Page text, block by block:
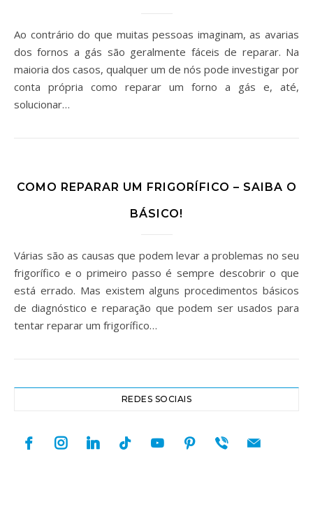
Ao contrário do que muitas pessoas imaginam, as avarias
dos fornos a gás são geralmente fáceis de reparar. Na
maioria dos casos, qualquer um de nós pode investigar por
conta própria como reparar um forno a gás e, até,
solucionar…
COMO REPARAR UM FRIGORÍFICO – SAIBA O
BÁSICO!
Várias são as causas que podem levar a problemas no seu
frigorífico e o primeiro passo é sempre descobrir o que
está errado. Mas existem alguns procedimentos básicos
de diagnóstico e reparação que podem ser usados para
tentar reparar um frigorífico…
REDES SOCIAIS
facebookinstagramlinkedintiktok youtubepinterest
viber mail